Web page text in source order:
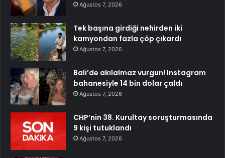
Ağustos 7, 2026
Tek başına girdiği nehirden iki
kamyondan fazla çöp çıkardı
Ağustos 7, 2026
Bali’de akılalmaz vurgun! Instagram
bahanesiyle 14 bin dolar çaldı
Ağustos 7, 2026
CHP’nin 38. Kurultay soruşturmasında
9 kişi tutuklandı
Ağustos 7, 2026